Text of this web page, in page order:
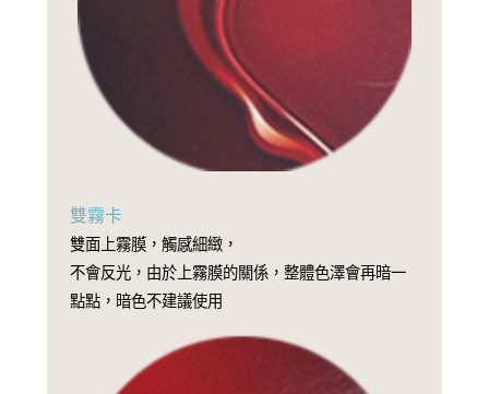
雙霧卡
雙面上霧膜，觸感細緻，
不會反光，由於上霧膜的關係，整體色澤會再暗一
點點，暗色不建議使用